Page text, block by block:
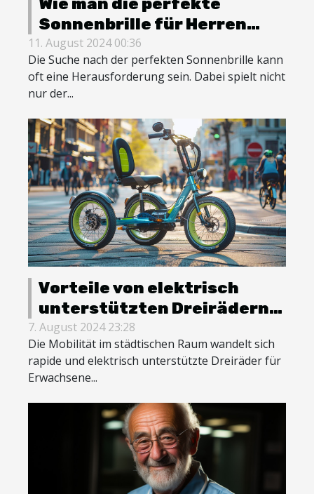
Sonnenbrille für Herren
auswählt
11. August 2024 00:36
Die Suche nach der perfekten Sonnenbrille kann
oft eine Herausforderung sein. Dabei spielt nicht
nur der...
Vorteile von elektrisch
unterstützten Dreirädern
für Erwachsene im Alltag
7. August 2024 23:28
Die Mobilität im städtischen Raum wandelt sich
rapide und elektrisch unterstützte Dreiräder für
Erwachsene...